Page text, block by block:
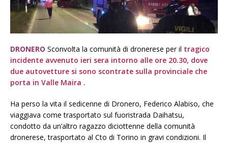
DRONERO Sconvolta la comunità di dronerese per il tragico
incidente avvenuto ieri sera intorno alle ore 20.30, dove
due autovetture si sono scontrate sulla provinciale che
porta in Valle Maira .
Ha perso la vita il sedicenne di Dronero, Federico Alabiso, che
viaggiava come trasportato sul fuoristrada Daihatsu,
condotto da un’altro ragazzo diciottenne della comunità
dronerese, trasportato al Cto di Torino in gravi condizioni. Il